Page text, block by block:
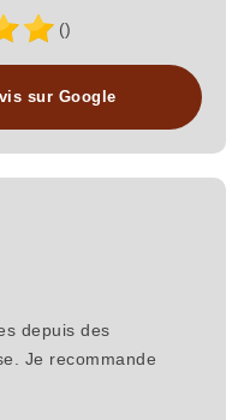
()
sur Google
depuis des
Je recommande